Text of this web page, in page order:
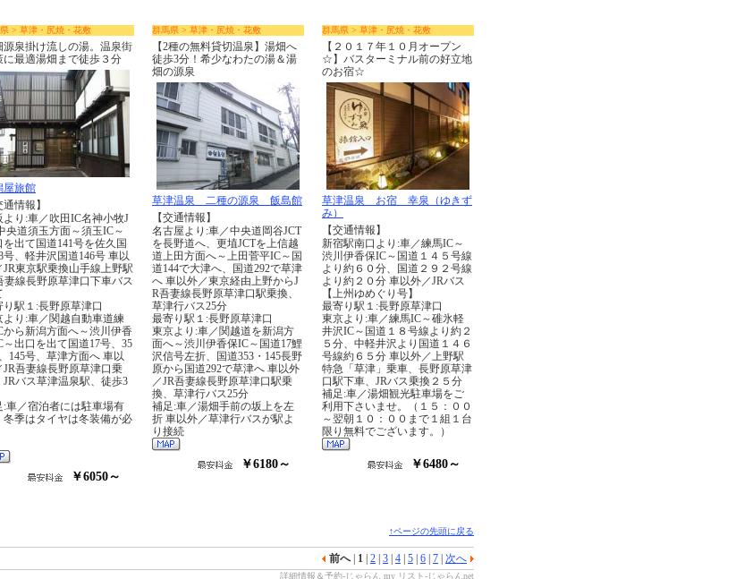
> 草津・尻焼・花敷
源泉掛け流しの湯。温泉街
に最適湯畑まで徒歩３分
屋旅館
通情報】
より:車／吹田IC名神小牧J
央道須玉方面～須玉IC～
を出て国道141号を佐久国
号、軽井沢国道146号 車以
JR東京駅乗換山手線上野駅
妻線長野原草津口下車バス
り駅１:長野原草津口
より:車／関越自動車道練
から新潟方面へ～渋川伊香
～出口を出て国道17号、35
145号、草津方面へ 車以
JR吾妻線長野原草津口乗
JRバス草津温泉駅、徒歩3
:車／宿泊者には駐車場有
冬季はタイヤは冬装備が必
￥6050～
群馬県 > 草津・尻焼・花敷
【2種の無料貸切温泉】湯畑へ
徒歩3分！希少なわたの湯＆湯
畑の源泉
草津温泉 二種の源泉 飯島館
【交通情報】
名古屋より:車／中央道岡谷JCT
を長野道へ、更埴JCTを上信越
道上田方面へ～上田菅平IC～国
道144で大津へ、国道292で草津
へ 車以外／東京経由上野からJ
R吾妻線長野原草津口駅乗換、
草津行バス25分
最寄り駅１:長野原草津口
東京より:車／関越道を新潟方
面へ～渋川伊香保IC～国道17鯉
沢信号左折、国道353・145長野
原から国道292で草津へ 車以外
／JR吾妻線長野原草津口駅乗
換、草津行バス25分
補足:車／湯畑手前の坂上を左
折 車以外／草津行バスが駅よ
り接続
￥6180～
群馬県 > 草津・尻焼・花敷
【２０１７年１０月オープン
☆】バスターミナル前の好立地
のお宿☆
草津温泉 お宿 幸泉（ゆきず
み）
【交通情報】
新宿駅南口より:車／練馬IC～
渋川伊香保IC～国道１４５号線
より約６０分、国道２９２号線
より約２０分 車以外／JRバス
【上州ゆめぐり号】
最寄り駅１:長野原草津口
東京より:車／練馬IC～碓氷軽
井沢IC～国道１８号線より約２
５分、中軽井沢より国道１４６
号線約６５分 車以外／上野駅
特急「草津」乗車、長野原草津
口駅下車、JRバス乗換２５分
補足:車／湯畑観光駐車場をご
利用下さいませ。（１５：００
～翌朝１０：００まで１組１台
限り無料でございます。）
￥6480～
↑ページの先頭に戻る
前へ| 1 2 3 4 5 6 7 次へ
詳細情報＆予約-じゃらん my リスト-じゃらんnet